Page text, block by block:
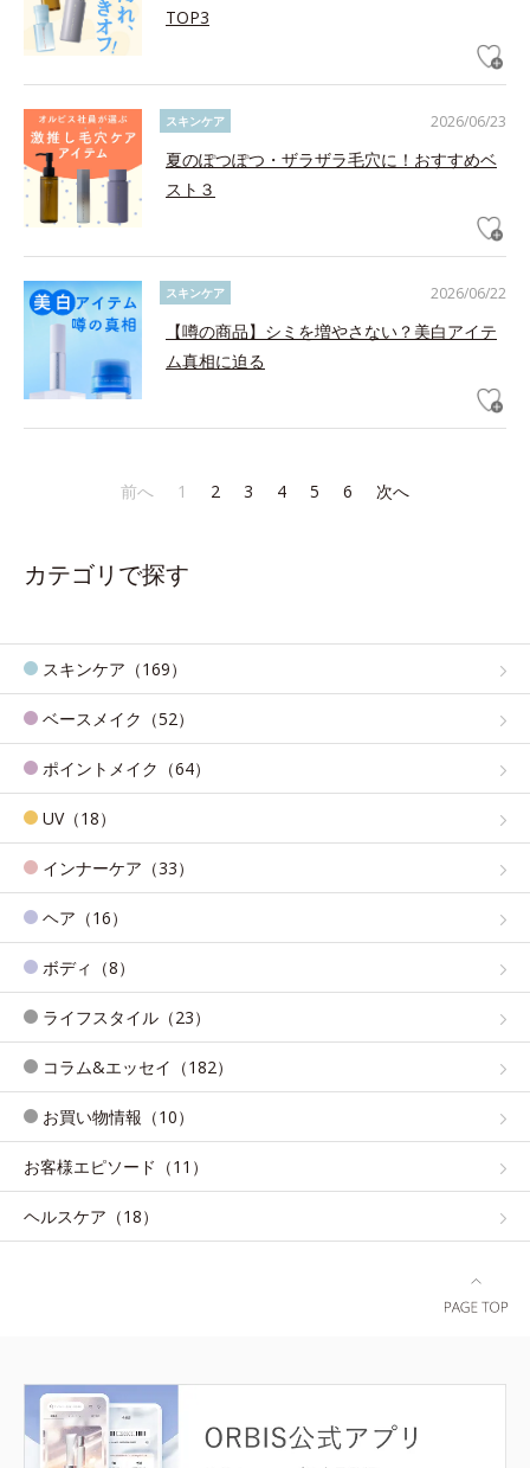
TOP3
2026/06/23
スキンケア
夏のぽつぽつ・ザラザラ毛穴に！おすすめベ
スト３
2026/06/22
スキンケア
【噂の商品】シミを増やさない？美白アイテ
ム真相に迫る
前へ 1 2 3 4 5 6 次へ
カテゴリで探す
スキンケア（169）
ベースメイク（52）
ポイントメイク（64）
UV（18）
インナーケア（33）
ヘア（16）
ボディ（8）
ライフスタイル（23）
コラム&エッセイ（182）
お買い物情報（10）
お客様エピソード（11）
ヘルスケア（18）